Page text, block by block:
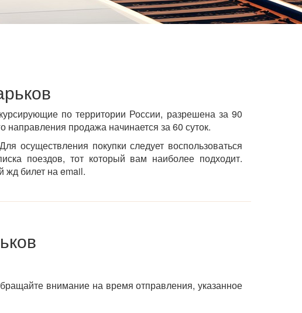
по территории России, разрешена за 90
продажа начинается за 60 суток.
осуществления покупки следует воспользоваться
поездов, тот который вам наиболее подходит.
жд билет на email.
внимание на время отправления, указанное